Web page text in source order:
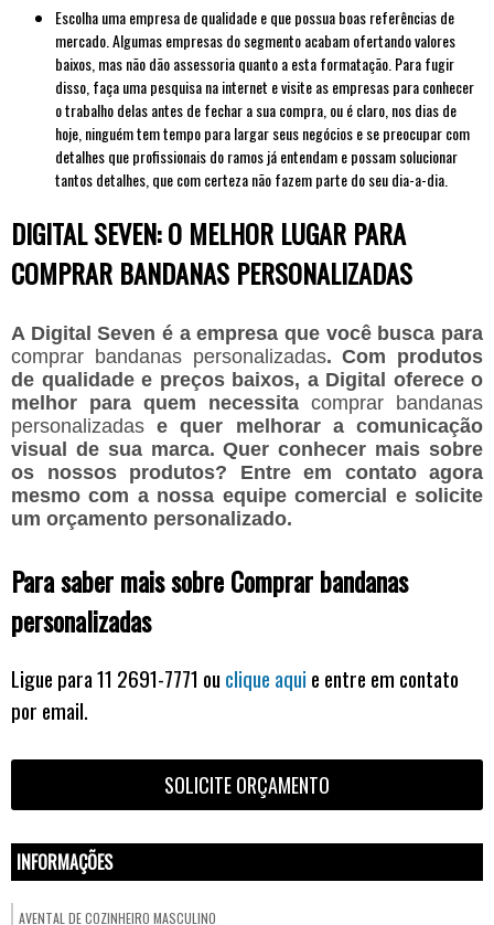
Escolha uma empresa de qualidade e que possua boas referências de
mercado. Algumas empresas do segmento acabam ofertando valores
baixos, mas não dão assessoria quanto a esta formatação. Para fugir
disso, faça uma pesquisa na internet e visite as empresas para conhecer
o trabalho delas antes de fechar a sua compra, ou é claro, nos dias de
hoje, ninguém tem tempo para largar seus negócios e se preocupar com
detalhes que profissionais do ramos já entendam e possam solucionar
tantos detalhes, que com certeza não fazem parte do seu dia-a-dia.
DIGITAL SEVEN: O MELHOR LUGAR PARA
COMPRAR BANDANAS PERSONALIZADAS
A Digital Seven é a empresa que você busca para
comprar bandanas personalizadas. Com produtos
de qualidade e preços baixos, a Digital oferece o
melhor para quem necessita comprar bandanas
personalizadas e quer melhorar a comunicação
visual de sua marca. Quer conhecer mais sobre
os nossos produtos? Entre em contato agora
mesmo com a nossa equipe comercial e solicite
um orçamento personalizado.
Para saber mais sobre Comprar bandanas
personalizadas
Ligue para11 2691-7771 ou clique aqui e entre em contato
por email.
SOLICITE ORÇAMENTO
INFORMAÇÕES
AVENTAL DE COZINHEIRO MASCULINO